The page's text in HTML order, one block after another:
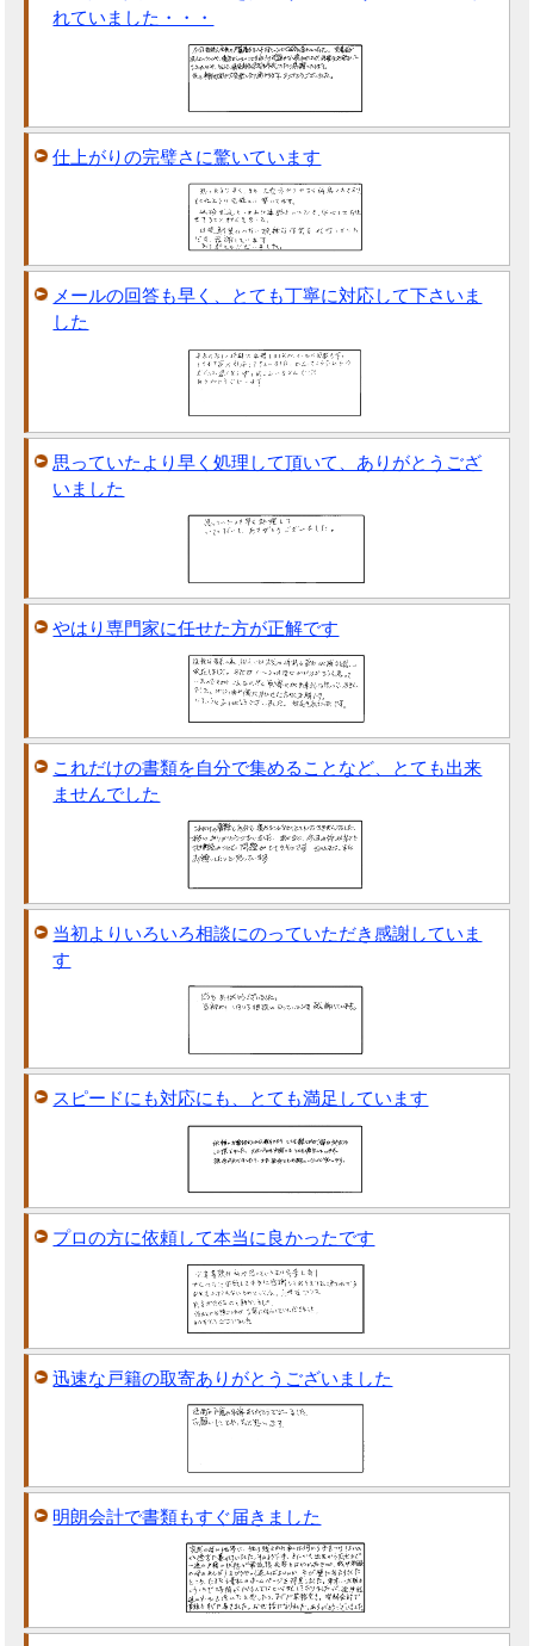
れていました・・・
仕上がりの完璧さに驚いています
メールの回答も早く、とても丁寧に対応して下さいま
した
思っていたより早く処理して頂いて、ありがとうござ
いました
やはり専門家に任せた方が正解です
これだけの書類を自分で集めることなど、とても出来
ませんでした
当初よりいろいろ相談にのっていただき感謝していま
す
スピードにも対応にも、とても満足しています
プロの方に依頼して本当に良かったです
迅速な戸籍の取寄ありがとうございました
明朗会計で書類もすぐ届きました